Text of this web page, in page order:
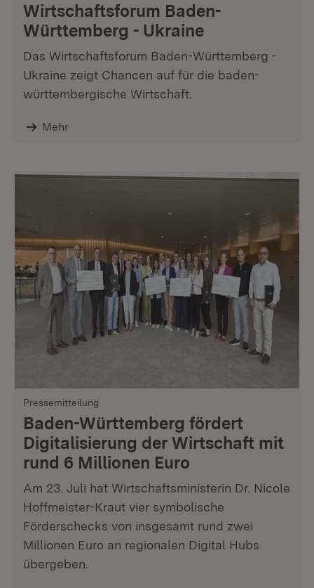
Wirtschaftsforum Baden-
Württemberg - Ukraine
Das Wirtschaftsforum Baden-Württemberg -
Ukraine zeigt Chancen auf für die baden-
württembergische Wirtschaft.
Mehr
Pressemitteilung
Baden-Württemberg fördert
Digitalisierung der Wirtschaft mit
rund 6 Millionen Euro
Am 23. Juli hat Wirtschaftsministerin Dr. Nicole
Hoffmeister-Kraut vier symbolische
Förderschecks von insgesamt rund zwei
Millionen Euro an regionalen Digital Hubs
übergeben.